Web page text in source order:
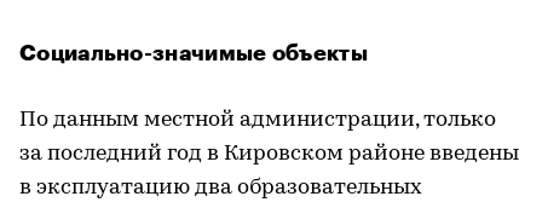
Социально-значимые объекты
По данным местной администрации, только
за последний год в Кировском районе введены
в эксплуатацию два образовательных